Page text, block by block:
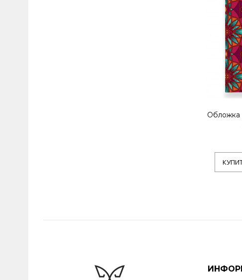
Обложка